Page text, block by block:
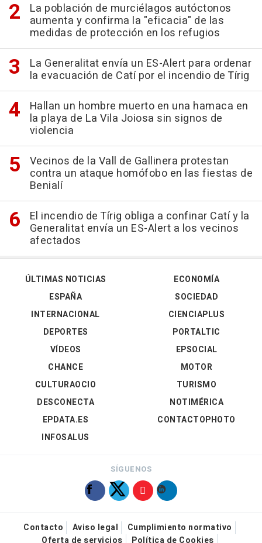
La población de murciélagos autóctonos
aumenta y confirma la "eficacia" de las
medidas de protección en los refugios
La Generalitat envía un ES-Alert para ordenar
la evacuación de Catí por el incendio de Tírig
Hallan un hombre muerto en una hamaca en
la playa de La Vila Joiosa sin signos de
violencia
Vecinos de la Vall de Gallinera protestan
contra un ataque homófobo en las fiestas de
Benialí
El incendio de Tírig obliga a confinar Catí y la
Generalitat envía un ES-Alert a los vecinos
afectados
ÚLTIMAS NOTICIAS
ESPAÑA
INTERNACIONAL
DEPORTES
VÍDEOS
ECONOMÍA
SOCIEDAD
CIENCIAPLUS
PORTALTIC
EPSOCIAL
CHANCE
CULTURAOCIO
DESCONECTA
EPDATA.ES
INFOSALUS
MOTOR
TURISMO
NOTIMÉRICA
CONTACTOPHOTO
SÍGUENOS
Contacto Aviso legal
Cumplimiento normativo